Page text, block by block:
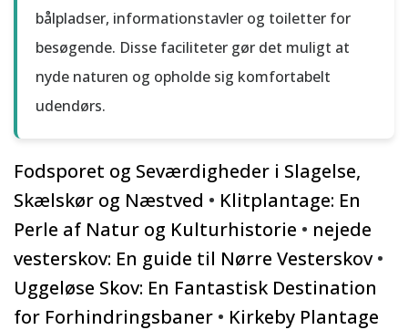
bålpladser, informationstavler og toiletter for
besøgende. Disse faciliteter gør det muligt at
nyde naturen og opholde sig komfortabelt
udendørs.
Fodsporet og Seværdigheder i Slagelse,
Skælskør og Næstved • Klitplantage: En
Perle af Natur og Kulturhistorie • nejede
vesterskov: En guide til Nørre Vesterskov•
Uggeløse Skov: En Fantastisk Destination
for Forhindringsbaner • Kirkeby Plantage